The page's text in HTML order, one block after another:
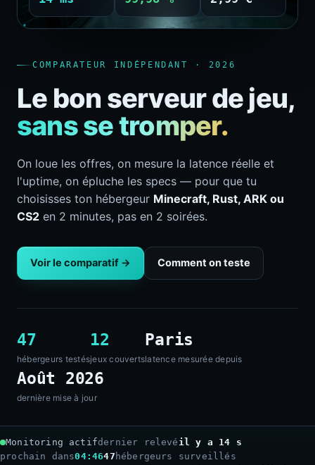
COMPARATEUR INDÉPENDANT · 2026
Le bon serveur de jeu,
sans se tromper.
On loue les offres, on mesure la latence réelle et
l'uptime, on épluche les specs — pour que tu
choisisses ton hébergeur Minecraft, Rust, ARK ou
CS2 en 2 minutes, pas en 2 soirées.
Voir le comparatif → Comment on teste
47
hébergeurs testés
12
jeux couverts
Paris
latence mesurée depuis
Août 2026
dernière mise à jour
Monitoring actifdernier relevé il y a 16 s
prochain dans04:4447 hébergeurs surveillés